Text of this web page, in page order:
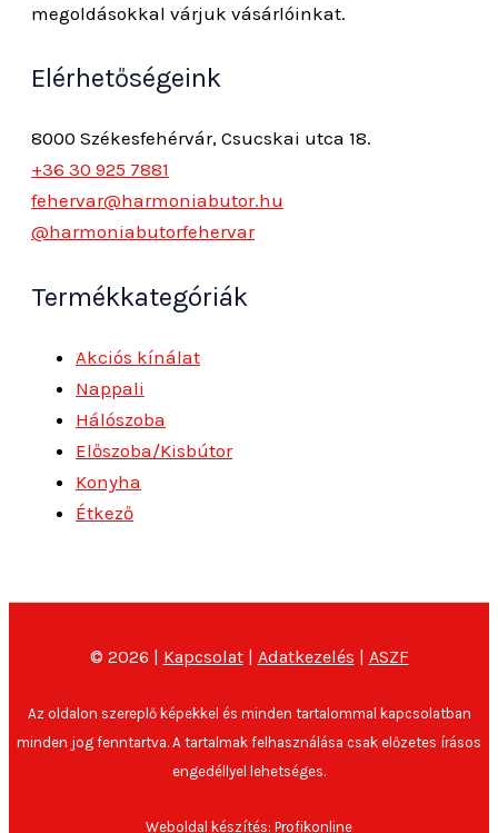
megoldásokkal várjuk vásárlóinkat.
Elérhetőségeink
8000 Székesfehérvár, Csucskai utca 18.
+36 30 925 7881
fehervar@harmoniabutor.hu
@harmoniabutorfehervar
Termékkategóriák
Akciós kínálat
Nappali
Hálószoba
Előszoba/Kisbútor
Konyha
Étkező
© 2026 | Kapcsolat| Adatkezelés | ASZF
Az oldalon szereplő képekkel és minden tartalommal kapcsolatban
minden jog fenntartva. A tartalmak felhasználása csak előzetes írásos
engedéllyel lehetséges.
Weboldal készítés: Profikonline